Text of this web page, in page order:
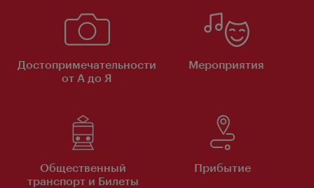
Достопримечательности
от А до Я
Мероприятия
Общественный
транспорт и Билеты
Прибытие